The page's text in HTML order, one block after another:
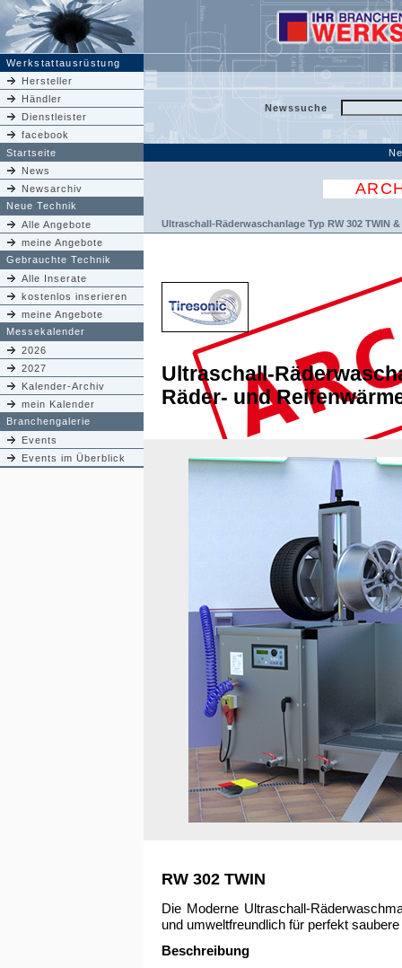
Werkstattausrüstung
Hersteller
Händler
Dienstleister
facebook
Newssuche
Startseite
News
Newsarchiv
Neue Technik
Alle Angebote
meine Angebote
Gebrauchte Technik
Alle Inserate
kostenlos inserieren
meine Angebote
Messekalender
2026
2027
Kalender-Archiv
mein Kalender
Branchengalerie
Events
Events im Überblick
Ultraschall-Räderwaschanlage Typ RW 302 TWIN
Ultraschall-
Räder- und
RW 302 TWIN
Die Moderne Ultraschall-
und umweltfreundlich für perfekt saubere
Beschreibung